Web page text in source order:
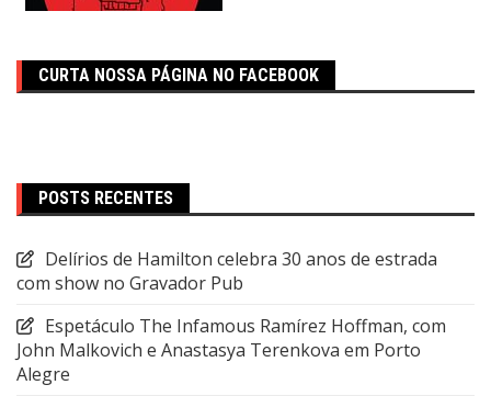
CURTA NOSSA PÁGINA NO FACEBOOK
POSTS RECENTES
Delírios de Hamilton celebra 30 anos de estrada
com show no Gravador Pub
Espetáculo The Infamous Ramírez Hoffman, com
John Malkovich e Anastasya Terenkova em Porto
Alegre